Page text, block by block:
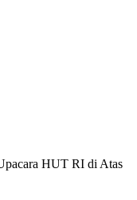
HUT RI di Atas